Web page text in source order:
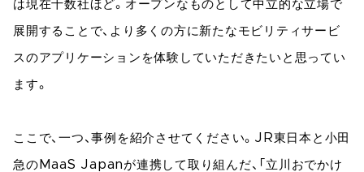
は現在十数社ほど。オープンなものとして中立的な立場で
展開することで、より多くの方に新たなモビリティサービ
スのアプリケーションを体験していただきたいと思ってい
ます。
ここで、一つ、事例を紹介させてください。JR東日本と小田
急のMaaS Japanが連携して取り組んだ、「立川おでかけ